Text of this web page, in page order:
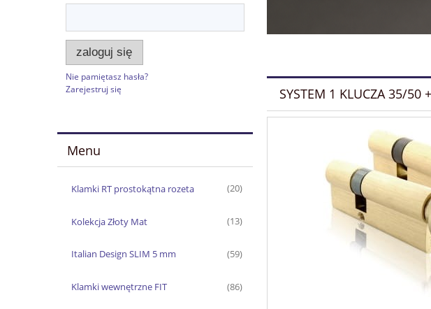
zaloguj się
Nie pamiętasz hasła?
Zarejestruj się
Menu
Klamki RT prostokątna rozeta (20)
Kolekcja Złoty Mat (13)
Italian Design SLIM 5 mm (59)
Klamki wewnętrzne FIT (86)
SYSTEM 1 KLUCZA 35/50